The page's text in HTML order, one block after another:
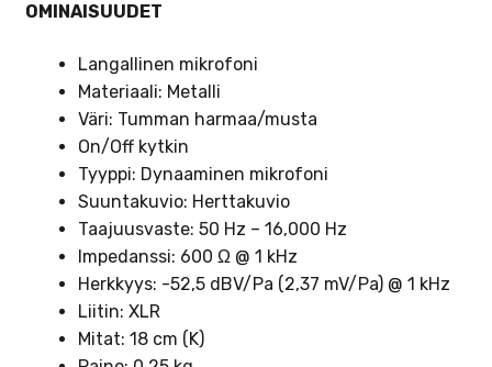
OMINAISUUDET
Langallinen mikrofoni
Materiaali: Metalli
Väri: Tumman harmaa/musta
On/Off kytkin
Tyyppi: Dynaaminen mikrofoni
Suuntakuvio: Herttakuvio
Taajuusvaste: 50 Hz – 16,000 Hz
Impedanssi: 600 Ω @ 1 kHz
Herkkyys: -52,5 dBV/Pa (2,37 mV/Pa) @ 1 kHz
Liitin: XLR
Mitat: 18 cm (K)